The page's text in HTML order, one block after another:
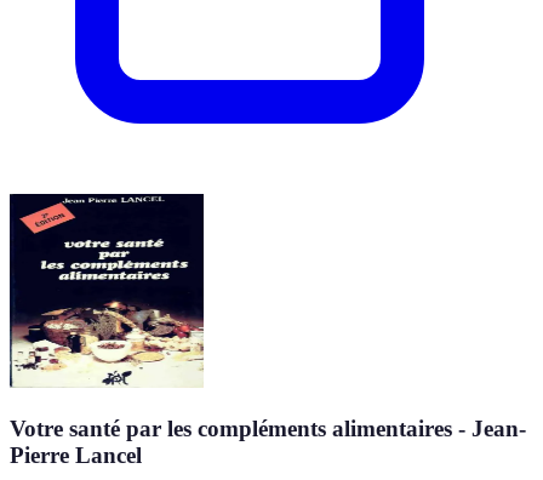
Votre santé par les compléments alimentaires - Jean-
Pierre Lancel